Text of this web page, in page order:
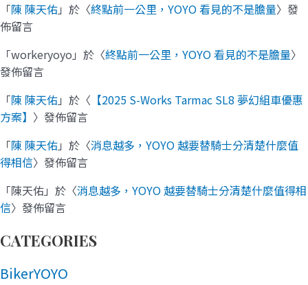
「陳 陳天佑」於〈終點前一公里，YOYO 看見的不是膽量〉發
佈留言
「workeryoyo 」於〈終點前一公里，YOYO 看見的不是膽量〉
發佈留言
「陳 陳天佑」於〈 【2025 S-Works Tarmac SL8 夢幻組車優惠
方案】 〉發佈留言
「陳 陳天佑」於〈消息越多，YOYO 越要替騎士分清楚什麼值
得相信〉發佈留言
「陳天佑」於〈消息越多，YOYO 越要替騎士分清楚什麼值得相
信〉發佈留言
CATEGORIES
BikerYOYO